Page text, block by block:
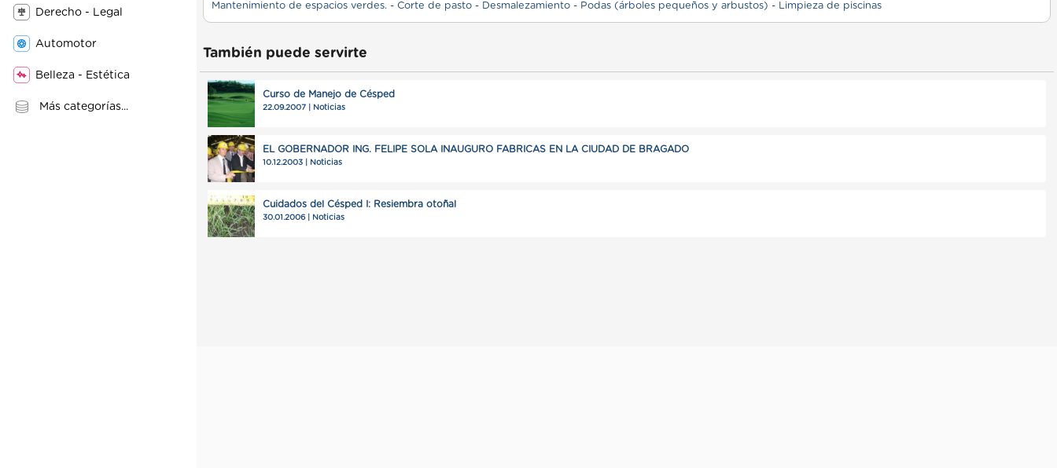
Derecho - Legal
Automotor
Belleza - Estética
Más categorías...
Mantenimiento de espacios verdes. - Corte de pasto - Desmalezamiento - Podas (árboles pequeños y arbustos) - Limpieza de piscinas
También puede servirte
Curso de Manejo de Césped
22.09.2007 | Noticias
EL GOBERNADOR ING. FELIPE SOLA INAUGURO FABRICAS EN LA CIUDAD DE BRAGADO
10.12.2003 | Noticias
Cuidados del Césped I: Resiembra otoñal
30.01.2006 | Noticias